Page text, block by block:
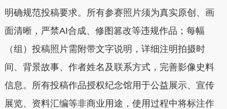
明确规范投稿要求。所有参赛照片须为真实原创、画
面清晰，严禁AI合成、修图篡改等违规作品；每幅
（组）投稿照片需附带文字说明，详细注明拍摄时
间、背景故事、作者姓名及联系方式，完善影像史料
信息。所有投稿作品授权纪念馆用于公益展示、宣传
展览、资料汇编等非商业用途，使用过程中将标注作